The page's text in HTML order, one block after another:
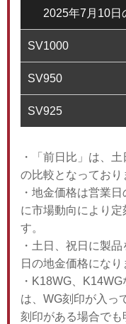
2025年7月10日
SV1000
SV950
SV925
・「前日比」は、
の比較となっており
・地金価格は営業
に市場動向により
す。
・土日、祝日に製
日の地金価格になり
・K18WG、
は、WG刻印が入っ
刻印がある場合で